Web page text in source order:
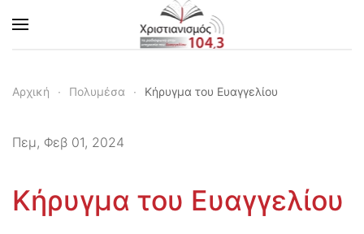
Skip to main content
Αρχική Πολυμέσα Κήρυγμα του Ευαγγελίου
Πεμ, Φεβ 01, 2024
Κήρυγμα του Ευαγγελίου